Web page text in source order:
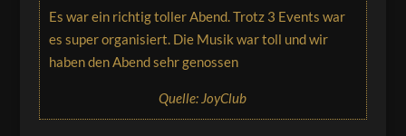
Es war ein richtig toller Abend. Trotz 3 Events war
es super organisiert. Die Musik war toll und wir
haben den Abend sehr genossen
Quelle: JoyClub